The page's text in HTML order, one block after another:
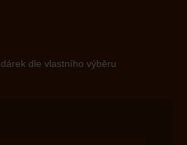
dárek dle vlastního výběru